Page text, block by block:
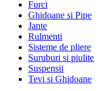
Furci
Ghidoane si Pipe
Jante
Rulmenti
Sisteme de pliere
Suruburi si piulite
Suspensii
Tevi si Ghidoane